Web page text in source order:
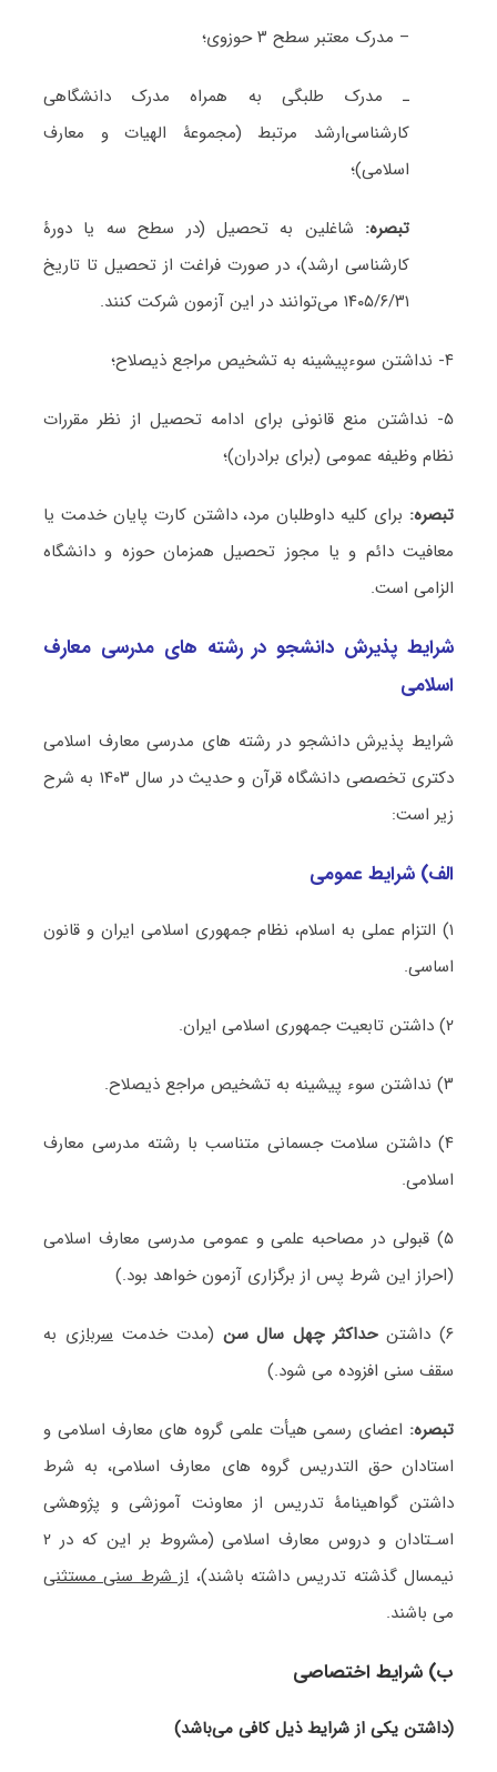
– مدرک معتبر سطح ۳ حوزوی؛
ـ مدرک طلبگی به همراه مدرک دانشگاهی
کارشناسی‌ارشد مرتبط (مجموعۀ الهیات و معارف
اسلامی)؛
تبصره: شاغلین به تحصیل (در سطح سه یا دورۀ
کارشناسی ارشد)، در صورت فراغت از تحصیل تا تاریخ
۱۴۰۵/۶/۳۱ می‌توانند در این آزمون شرکت کنند.
۴- نداشتن سوءپیشینه به تشخیص مراجع ذیصلاح؛
۵- نداشتن منع قانونی برای ادامه تحصیل از نظر مقررات
نظام وظیفه عمومی (برای برادران)؛
تبصره: برای کلیه داوطلبان مرد، داشتن کارت پایان خدمت یا
معافیت دائم و یا مجوز تحصیل همزمان حوزه و دانشگاه
الزامی است.
شرایط پذیرش دانشجو در رشته های مدرسی معارف
اسلامی
شرایط پذیرش دانشجو در رشته های مدرسی معارف اسلامی
دکتری تخصصی دانشگاه قرآن و حدیث در سال ۱۴۰۳ به شرح
زیر است:
الف) شرایط عمومی
۱) التزام عملی به اسلام، نظام جمهوری اسلامی ایران و قانون
اساسی.
۲) داشتن تابعیت جمهوری اسلامی ایران.
۳) نداشتن سوء پیشینه به تشخیص مراجع ذیصلاح.
۴) داشتن سلامت جسمانی متناسب با رشته مدرسی معارف
اسلامی.
۵) قبولی در مصاحبه علمی و عمومی مدرسی معارف اسلامی
(احراز این شرط پس از برگزاری آزمون خواهد بود.)
۶) داشتن حداکثر چهل سال سن (مدت خدمتسربازی به
سقف سنی افزوده می شود.)
تبصره: اعضای رسمی هیأت علمی گروه های معارف اسلامی و
استادان حق التدریس گروه های معارف اسلامی، به شرط
داشتن گواهینامۀ تدریس از معاونت آموزشی و پژوهشی
اسـتادان و دروس معارف اسلامی (مشروط بر این که در ۲
نیمسال گذشته تدریس داشته باشند)، از شرط سنی مستثنی
می باشند.
ب) شرایط اختصاصی
(داشتن یکی از شرایط ذیل کافی می‌باشد)